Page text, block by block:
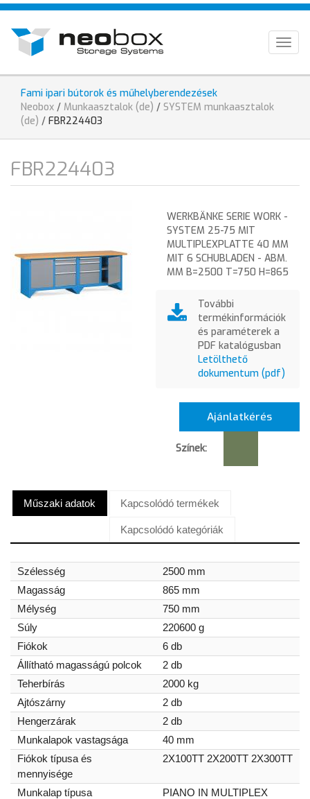
Direkt
Inhalt
EN
Fami ipari bútorok és műhelyberendezések
Sie
sind
hier
Neobox / Munkaasztalok (de) / SYSTEM munkaasztalok
(de) / FBR224403
FBR224403
WERKBÄNKE SERIE WORK -
SYSTEM 25-75 MIT
MULTIPLEXPLATTE 40 MM
MIT 6 SCHUBLADEN - ABM.
MM B=2500 T=750 H=865
További
termékinformációk
és paraméterek a
PDF katalógusban
Letölthető
dokumentum (pdf)
Ajánlatkérés
Színek:
Műszaki adatok Kapcsolódó termékek
Kapcsolódó kategóriák
Szélesség
2500 mm
Magasság
865 mm
Mélység
750 mm
Súly
220600 g
Fiókok
6 db
Állítható magasságú polcok
2 db
Teherbírás
2000 kg
Ajtószárny
2 db
Hengerzárak
2 db
Munkalapok vastagsága
40 mm
Fiókok típusa és
mennyisége
2X100TT 2X200TT 2X300TT
Munkalap típusa PIANO IN MULTIPLEX